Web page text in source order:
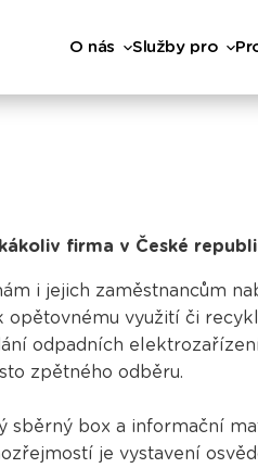
O nás Služby pro
firma v České
i jejich zaměstnancům
využití či
odpadních
zpětného odběru.
sběrný box a informační
je vystavení